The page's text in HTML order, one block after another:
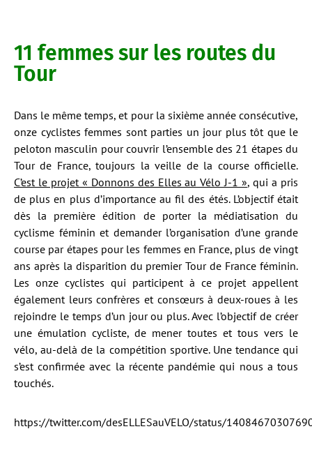
11 femmes sur les routes du
Tour
Dans le même temps, et pour la sixième année consécutive,
onze cyclistes femmes sont parties un jour plus tôt que le
peloton masculin pour couvrir l’ensemble des 21 étapes du
Tour de France, toujours la veille de la course officielle.
C’est le projet « Donnons des Elles au Vélo J-1 », qui a pris
de plus en plus d’importance au fil des étés. L’objectif était
dès la première édition de porter la médiatisation du
cyclisme féminin et demander l’organisation d’une grande
course par étapes pour les femmes en France, plus de vingt
ans après la disparition du premier Tour de France féminin.
Les onze cyclistes qui participent à ce projet appellent
également leurs confrères et consœurs à deux-roues à les
rejoindre le temps d’un jour ou plus. Avec l’objectif de créer
une émulation cycliste, de mener toutes et tous vers le
vélo, au-delà de la compétition sportive. Une tendance qui
s’est confirmée avec la récente pandémie qui nous a tous
touchés.
https://twitter.com/desELLESauVELO/status/